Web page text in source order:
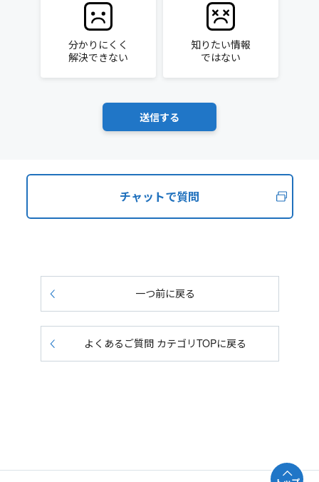
分かりにくく
解決できない
知りたい情報
ではない
チャットで質問
一つ前に戻る
よくあるご質問 カテゴリTOPに戻る